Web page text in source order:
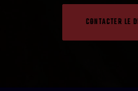
CONTACTER LE